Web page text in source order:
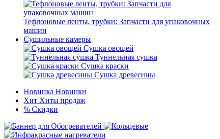
Тефлоновые ленты, трубки: Запчасти для упаковочных
машин
Сушильные камеры
Сушка овощей
Туннельная сушка
Сушка краски
Сушка древесины
Новинка Новинки
Хит Хиты продаж
% Скидки